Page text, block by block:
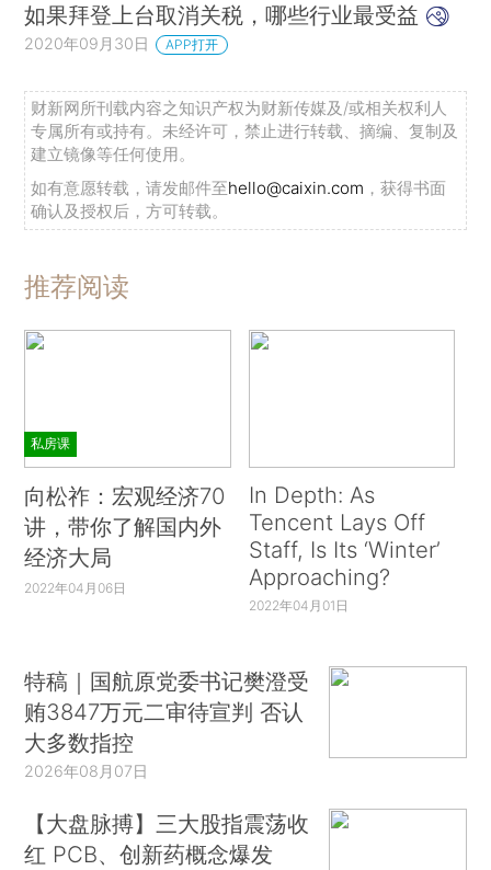
如果拜登上台取消关税，哪些行业最受益
2020年09月30日 APP打开
财新网所刊载内容之知识产权为财新传媒及/或相关权利人
专属所有或持有。未经许可，禁止进行转载、摘编、复制及
建立镜像等任何使用。
如有意愿转载，请发邮件至hello@caixin.com ，获得书面
确认及授权后，方可转载。
推荐阅读
私房课
向松祚：宏观经济70
讲，带你了解国内外
经济大局
2022年04月06日
In Depth: As
Tencent Lays Off
Staff, Is Its ‘Winter’
Approaching?
2022年04月01日
特稿｜国航原党委书记樊澄受
贿3847万元二审待宣判 否认
大多数指控
2026年08月07日
【大盘脉搏】三大股指震荡收
红 PCB、创新药概念爆发